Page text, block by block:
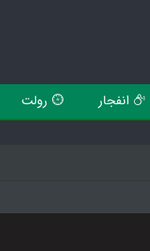
انفجار رولت